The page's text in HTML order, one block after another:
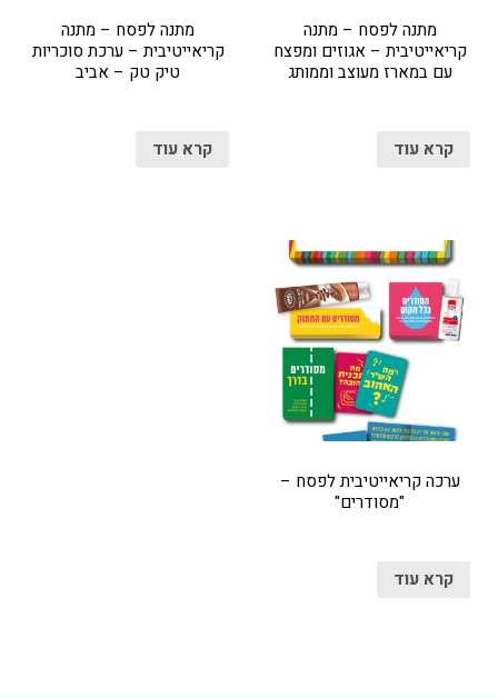
מתנה לפסח – מתנה
קריאייטיבית – אגוזים ומפצח
עם במארז מעוצב וממותג
קרא עוד
מתנה לפסח – מתנה
קריאייטיבית – ערכת סוכריות
טיק טק – אביב
קרא עוד
ערכה קריאייטיבית לפסח –
"מסודרים"
קרא עוד